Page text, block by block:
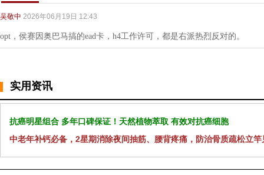
吴敬中 2026年06月19日 12:43
opt，侯赛因奥巴马搞的ead卡，h4工作许可，都是右派热烈反对的。
实用资讯
抗癌明星组合 多年口碑保证！天然植物萃取 有效对抗癌细胞
中老年补钙必备，2星期消除夜间抽筋、腰背疼痛，防治骨质疏松立竿